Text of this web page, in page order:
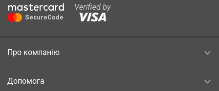
Про компанію
Допомога